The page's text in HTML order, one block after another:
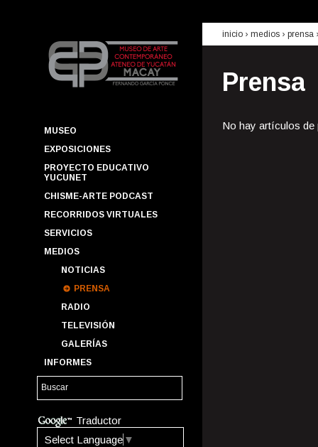
MUSEO
EXPOSICIONES
PROYECTO EDUCATIVO
YUCUNET
CHISME-ARTE PODCAST
RECORRIDOS VIRTUALES
SERVICIOS
MEDIOS
NOTICIAS
PRENSA
RADIO
TELEVISIÓN
GALERÍAS
INFORMES
Traductor
Select Language ▼
inicio › medios › prensa
Prensa
No hay artículos de